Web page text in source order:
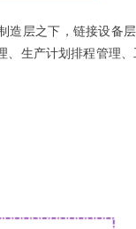
层之下，链接设备层
生产计划排程管理、